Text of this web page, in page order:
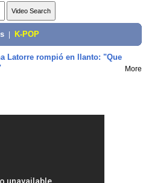
K-POP
Latorre rompió en llanto: "Que
More